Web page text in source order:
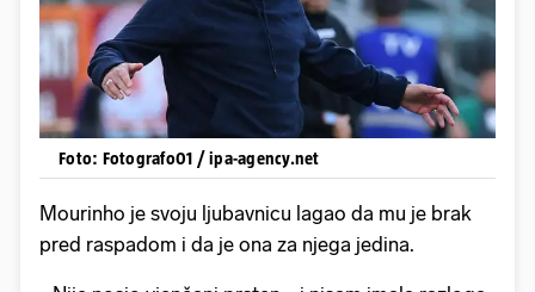
Foto: Fotografo01 / ipa-agency.net
Mourinho je svoju ljubavnicu lagao da mu je brak
pred raspadom i da je ona za njega jedina.